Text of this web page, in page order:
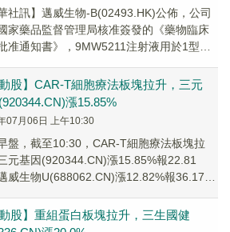
華社訊】邁威生物-B(02493.HK)公佈，公司
家藥品監督管理局核准簽發的《藥物臨床
准通知書》，9MW5211注射液用於1型糖
動股】CAR-T細胞療法板塊拉升，三元
漲15.85%
07月06日 上午10:30
盤，截至10:30，CAR-T細胞療法板塊拉
元基因(920344.CN)漲15.85%報22.81
威生物U(688062.CN)漲12.82%報36.17
動股】重組蛋白板塊拉升，三生國健